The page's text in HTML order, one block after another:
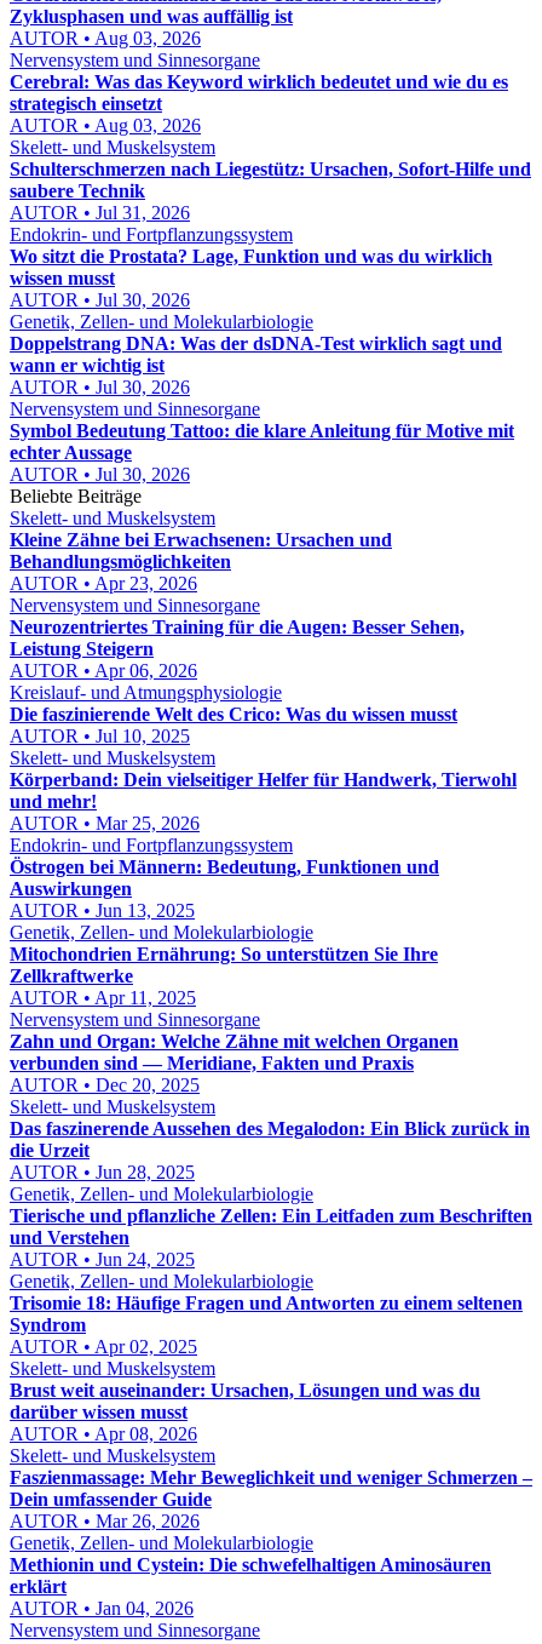
Zyklusphasen und was auffällig ist
AUTOR • Aug 03, 2026
Nervensystem und Sinnesorgane
Cerebral: Was das Keyword wirklich bedeutet und wie du es
strategisch einsetzt
AUTOR • Aug 03, 2026
Skelett- und Muskelsystem
Schulterschmerzen nach Liegestütz: Ursachen, Sofort-Hilfe und
saubere Technik
AUTOR • Jul 31, 2026
Endokrin- und Fortpflanzungssystem
Wo sitzt die Prostata? Lage, Funktion und was du wirklich
wissen musst
AUTOR • Jul 30, 2026
Genetik, Zellen- und Molekularbiologie
Doppelstrang DNA: Was der dsDNA-Test wirklich sagt und
wann er wichtig ist
AUTOR • Jul 30, 2026
Nervensystem und Sinnesorgane
Symbol Bedeutung Tattoo: die klare Anleitung für Motive mit
echter Aussage
AUTOR • Jul 30, 2026
Beliebte Beiträge
Skelett- und Muskelsystem
Kleine Zähne bei Erwachsenen: Ursachen und
Behandlungsmöglichkeiten
AUTOR • Apr 23, 2026
Nervensystem und Sinnesorgane
Neurozentriertes Training für die Augen: Besser Sehen,
Leistung Steigern
AUTOR • Apr 06, 2026
Kreislauf- und Atmungsphysiologie
Die faszinierende Welt des Crico: Was du wissen musst
AUTOR • Jul 10, 2025
Skelett- und Muskelsystem
Körperband: Dein vielseitiger Helfer für Handwerk, Tierwohl
und mehr!
AUTOR • Mar 25, 2026
Endokrin- und Fortpflanzungssystem
Östrogen bei Männern: Bedeutung, Funktionen und
Auswirkungen
AUTOR • Jun 13, 2025
Genetik, Zellen- und Molekularbiologie
Mitochondrien Ernährung: So unterstützen Sie Ihre
Zellkraftwerke
AUTOR • Apr 11, 2025
Nervensystem und Sinnesorgane
Zahn und Organ: Welche Zähne mit welchen Organen
verbunden sind — Meridiane, Fakten und Praxis
AUTOR • Dec 20, 2025
Skelett- und Muskelsystem
Das faszinerende Aussehen des Megalodon: Ein Blick zurück in
die Urzeit
AUTOR • Jun 28, 2025
Genetik, Zellen- und Molekularbiologie
Tierische und pflanzliche Zellen: Ein Leitfaden zum Beschriften
und Verstehen
AUTOR • Jun 24, 2025
Genetik, Zellen- und Molekularbiologie
Trisomie 18: Häufige Fragen und Antworten zu einem seltenen
Syndrom
AUTOR • Apr 02, 2025
Skelett- und Muskelsystem
Brust weit auseinander: Ursachen, Lösungen und was du
darüber wissen musst
AUTOR • Apr 08, 2026
Skelett- und Muskelsystem
Faszienmassage: Mehr Beweglichkeit und weniger Schmerzen –
Dein umfassender Guide
AUTOR • Mar 26, 2026
Genetik, Zellen- und Molekularbiologie
Methionin und Cystein: Die schwefelhaltigen Aminosäuren
erklärt
AUTOR • Jan 04, 2026
Nervensystem und Sinnesorgane